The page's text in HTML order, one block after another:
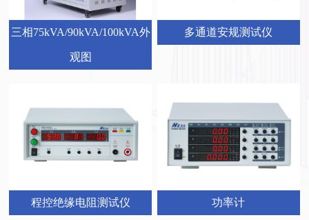
三相75kVA/90kVA/100kVA外
观图
多通道安规测试仪
程控绝缘电阻测试仪 功率计